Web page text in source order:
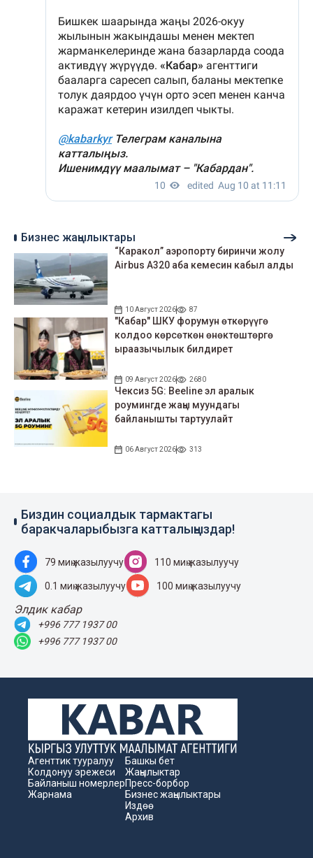
Бизнес жаңылыктары
“Каракол” аэропорту биринчи жолу
Airbus A320 аба кемесин кабыл алды
10 Август 2026 87
"Кабар" ШКУ форумун өткөрүүгө
колдоо көрсөткөн өнөктөштөргө
ыраазычылык билдирет
09 Август 2026 2680
Чексиз 5G: Beeline эл аралык
роумингде жаңы муундагы
байланышты тартуулайт
06 Август 2026 313
Биздин социалдык тармактагы
баракчаларыбызга катталыңыздар!
79 миң жазылуучу 110 миң жазылуучу
0.1 миң жазылуучу 100 миң жазылуучу
Элдик кабар
+996 777 1937 00
+996 777 1937 00
Агенттик тууралуу
Колдонуу эрежеси
Байланыш номерлер
Жарнама
Башкы бет
Жаңылыктар
Пресс-борбор
Бизнес жаңылыктары
Издөө
Архив